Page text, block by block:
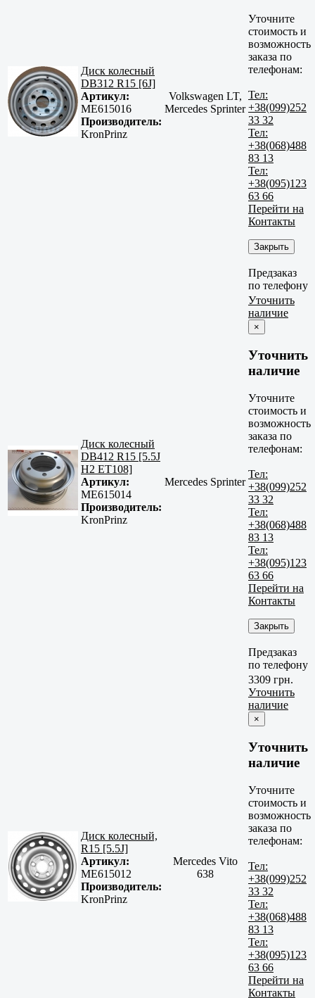
Диск колесный
DB312 R15 [6J]
Артикул:
ME615016
Производитель:
KronPrinz
Volkswagen LT,
Mercedes Sprinter
Уточните
стоимость и
возможность
заказа по
телефонам:
Тел:
+38(099)252
33 32
Тел:
+38(068)488
83 13
Тел:
+38(095)123
63 66
Перейти на
Контакты
Закрыть
Предзаказ
по телефону
Диск колесный
DB412 R15 [5.5J
H2 ET108]
Артикул:
ME615014
Производитель:
KronPrinz
Mercedes Sprinter
Уточнить
наличие
×
Уточнить
наличие
Уточните
стоимость и
возможность
заказа по
телефонам:
Тел:
+38(099)252
33 32
Тел:
+38(068)488
83 13
Тел:
+38(095)123
63 66
Перейти на
Контакты
Закрыть
Предзаказ
по телефону
Диск колесный,
R15 [5.5J]
Артикул:
ME615012
Производитель:
KronPrinz
Mercedes Vito
638
3309 грн.
Уточнить
наличие
×
Уточнить
наличие
Уточните
стоимость и
возможность
заказа по
телефонам:
Тел:
+38(099)252
33 32
Тел:
+38(068)488
83 13
Тел:
+38(095)123
63 66
Перейти на
Контакты